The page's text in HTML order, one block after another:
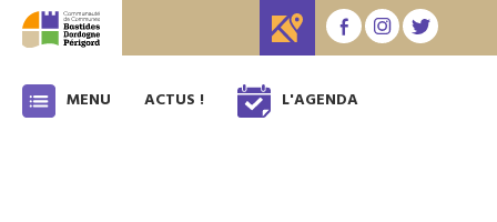
MENU ACTUS ! L'AGENDA